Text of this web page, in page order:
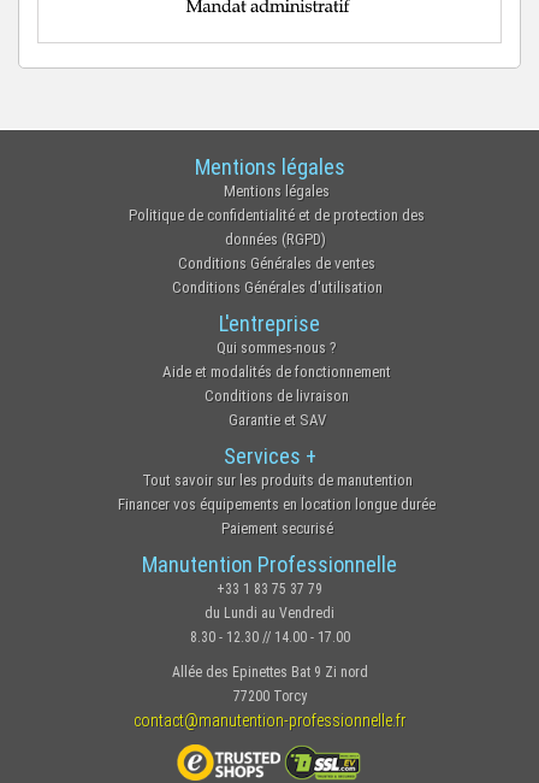
Mentions légales
Mentions légales
Politique de confidentialité et de protection des
données (RGPD)
Conditions Générales de ventes
Conditions Générales d'utilisation
L'entreprise
Qui sommes-nous ?
Aide et modalités de fonctionnement
Conditions de livraison
Garantie et SAV
Services +
Tout savoir sur les produits de manutention
Financer vos équipements en location longue durée
Paiement securisé
Manutention Professionnelle
+33 1 83 75 37 79
du Lundi au Vendredi
8.30 - 12.30 // 14.00 - 17.00
Allée des Epinettes Bat 9 Zi nord
77200 Torcy
contact@manutention-professionnelle.fr